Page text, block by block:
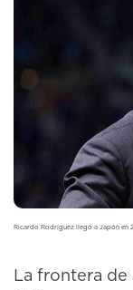
Ricardo Rodríguez llegó a Japón en
La frontera de